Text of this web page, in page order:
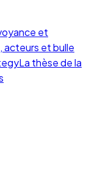
et
acteurs et bulle
La thèse de la